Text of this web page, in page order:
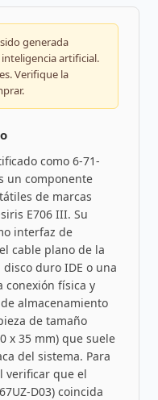
generada
artificial.
Verifique la
como 6-71-
un componente
de marcas
E706 III. Su
interfaz de
cable plano de la
duro IDE o una
conexión física y
almacenamiento
de tamaño
x 35 mm) que suele
del sistema. Para
verificar que el
D03) coincida